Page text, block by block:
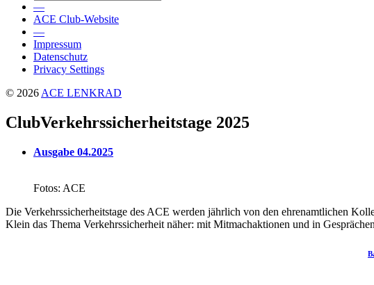
—
ACE Club-Website
—
Impressum
Daten­schutz
Privacy Settings
© 2026 ACE LENKRAD
ClubVerkehrs­si­cher­heits­tage 2025
Ausgabe 04.2025
Fotos: ACE
Die Verkehrs­si­cher­heits­tage des ACE werden jähr­lich von den ehren­amt­li­chen
Klein das Thema Verkehrs­si­cher­heit näher: mit Mitmach­ak­tionen und in